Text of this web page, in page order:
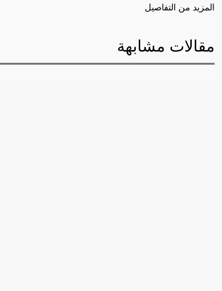
المزيد من التفاصيل
مقالات مشابهة